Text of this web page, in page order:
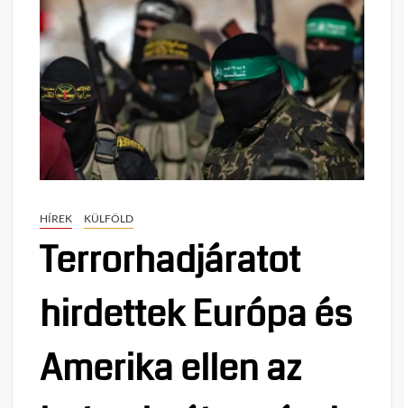
HÍREK KÜLFÖLD
Terrorhadjáratot
hirdettek Európa és
Amerika ellen az